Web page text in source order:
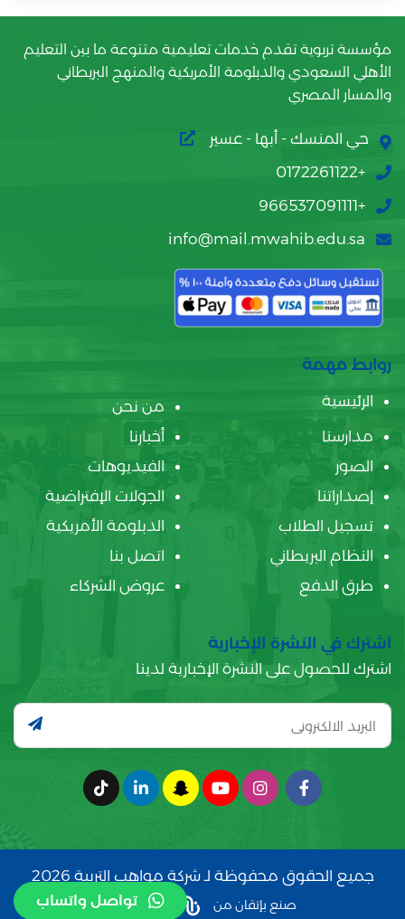
تواصل واتساب
مؤسسة تربوية تقدم خدمات تعليمية متنوعة ما بين التعليم
الأهلي السعودي والدبلومة الأمريكية والمنهج البريطاني
والمسار المصري
حي المنسك - أبها - عسير
+0172261122
+966537091111
info@mail.mwahib.edu.sa
روابط مهمة
الرئيسية
من نحن
مدارسنا
أخبارنا
الصور
الفيديوهات
إصداراتنا
الجولات الإفتراضية
تسجيل الطلاب
الدبلومة الأمريكية
النظام البريطاني
اتصل بنا
طرق الدفع
عروض الشركاء
اشترك في النشرة الإخبارية
اشترك للحصول على النشرة الإخبارية لدينا
جميع الحقوق محفوظة لـ شركة مواهب التربية 2026
صنع بإتقان من